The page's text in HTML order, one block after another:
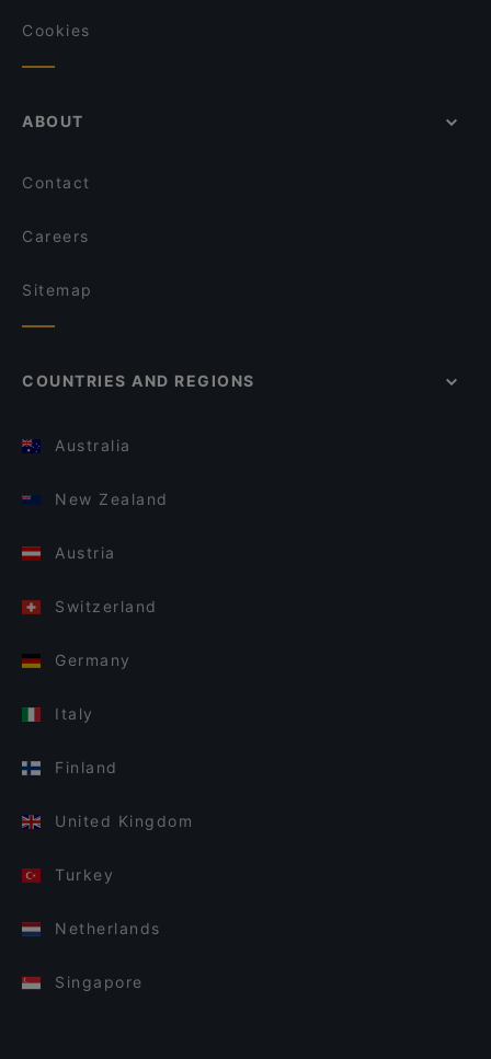
Cookies
ABOUT
Contact
Careers
Sitemap
COUNTRIES AND REGIONS
Australia
New Zealand
Austria
Switzerland
Germany
Italy
Finland
United Kingdom
Turkey
Netherlands
Singapore